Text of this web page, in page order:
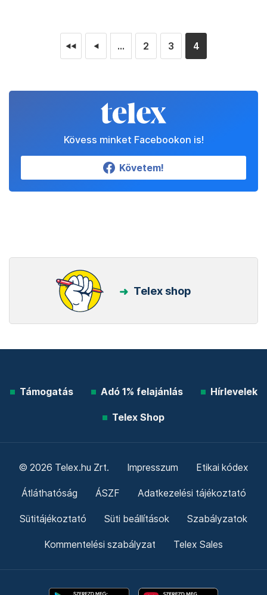
◄◄ ◄ ... 2 3 4
Kövess minket Facebookon is!
Követem!
Telex shop
Támogatás Adó 1% felajánlás Hírlevelek
Telex Shop
© 2026 Telex.hu Zrt. Impresszum Etikai kódex
Átláthatóság ÁSZF Adatkezelési tájékoztató
Sütitájékoztató Süti beállítások Szabályzatok
Kommentelési szabályzat Telex Sales